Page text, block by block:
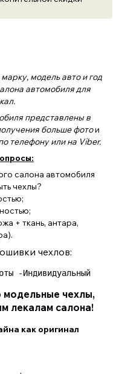
модель авто и год
автомобиля для
представлены в
больше фотои
телефону или на Viber.
салона автомобиля
чехлы?
+ ткань, антара,
чехлов:
-Индивидуальный
чехлы,
лекалам салона!
как оригинал